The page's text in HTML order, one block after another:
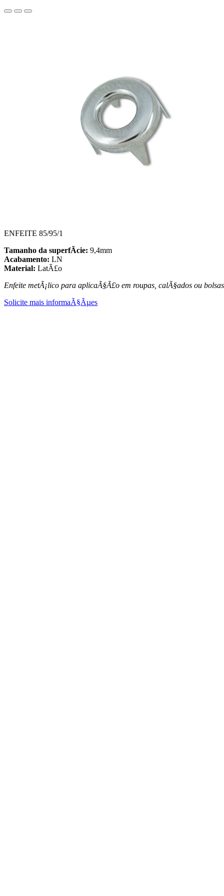
ENFEITE 85/95/1
Tamanho da superfÃ­cie: 9,4mm
Acabamento: LN
Material: LatÃ£o
Enfeite metÃ¡lico para aplicaÃ§Ã£o em roupas, calÃ§ados ou
Solicite mais informaÃ§Ãµes